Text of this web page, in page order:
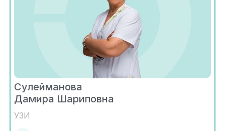
Сулейманова
Дамира Шариповна
УЗИ